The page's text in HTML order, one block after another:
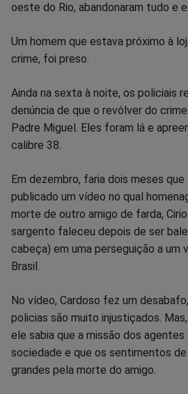
oeste do Rio, abandonaram tudo e
Um homem que estava próximo à
crime, foi preso.
Ainda na sexta à noite, os policiais
denúncia de que o revólver do
Padre Miguel. Eles foram lá e
calibre 38.
Em dezembro, faria dois meses
publicado um vídeo no qual
morte de outro amigo de farda,
sargento faleceu depois de ser
cabeça) em uma perseguição a um
Brasil.
No vídeo, Cardoso fez um
policias são muito injustiçados.
ele sabia que a missão dos
sociedade e que os sentimentos
grandes pela morte do amigo.